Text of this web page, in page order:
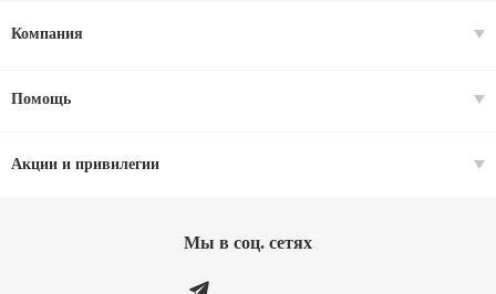
Компания
Помощь
Акции и привилегии
Мы в соц. cетях